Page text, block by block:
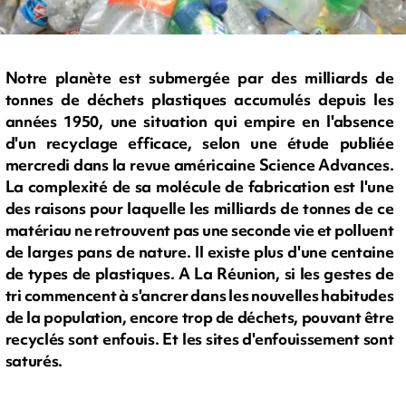
Notre planète est submergée par des milliards de
tonnes de déchets plastiques accumulés depuis les
années 1950, une situation qui empire en l'absence
d'un recyclage efficace, selon une étude publiée
mercredi dans la revue américaine Science Advances.
La complexité de sa molécule de fabrication est l'une
des raisons pour laquelle les milliards de tonnes de ce
matériau ne retrouvent pas une seconde vie et polluent
de larges pans de nature. Il existe plus d'une centaine
de types de plastiques. A La Réunion, si les gestes de
tri commencent à s'ancrer dans les nouvelles habitudes
de la population, encore trop de déchets, pouvant être
recyclés sont enfouis. Et les sites d'enfouissement sont
saturés.